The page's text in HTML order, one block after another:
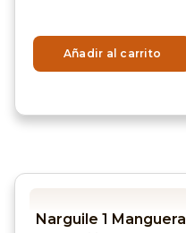
Añadir al carrito
Narguile 1 Manguera